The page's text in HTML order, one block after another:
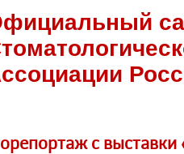
c выставки